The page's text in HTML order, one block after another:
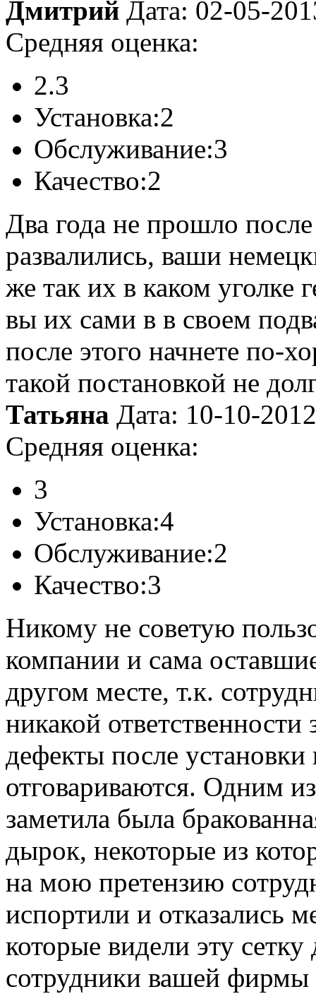
Дмитрий Дата: 02-05-
Средняя оценка:
2.3
Установка:2
Обслуживание:3
Качество:2
Два года не прошло
развалились, ваши
же так их в каком уголке
вы их сами в в своем
после этого начнете по-
такой постановкой не
Татьяна Дата: 10-10-2012
Средняя оценка:
3
Установка:4
Обслуживание:2
Качество:3
Никому не советую
компании и сама
другом месте, т.к.
никакой
дефекты после установки
отговариваются. Одним
заметила была
дырок, некоторые из
на мою претензию
испортили и отказались
которые видели эту
сотрудники вашей